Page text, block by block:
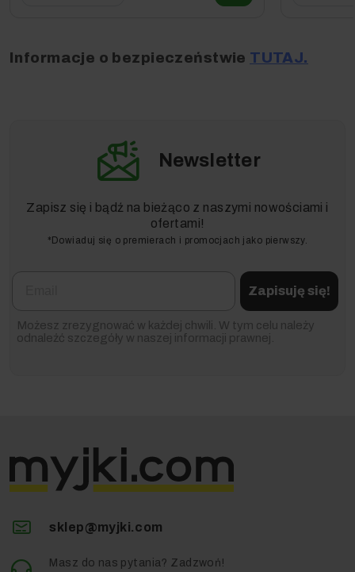
Informacje o bezpieczeństwie TUTAJ.
Newsletter
Zapisz się i bądź na bieżąco z naszymi nowościami i
ofertami!
*Dowiaduj się o premierach i promocjach jako pierwszy.
Zapisuję się!
Możesz zrezygnować w każdej chwili. W tym celu należy
odnaleźć szczegóły w naszej informacji prawnej.
sklep@myjki.com
Masz do nas pytania? Zadzwoń!